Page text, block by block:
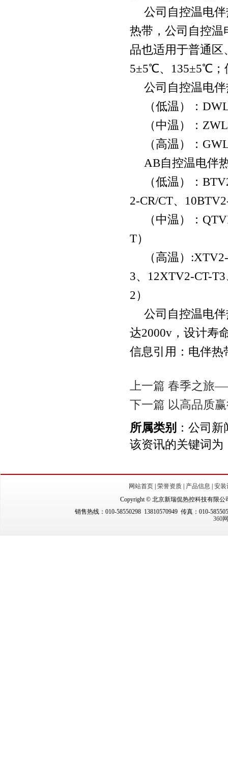
公司自控温电
热带，公司自控温
品也适用于普通
5±5℃、135±5℃；
公司自控温电
（低温）：
（中温）：
（高温）：
AB自控温电伴
（低温）：
2-CR/CT、
（中温）：
T）
（高温）
3、12XTV2-CT-
2）
公司自控温电
达2000v，设计寿
信息引用：电伴热
上一篇 春季之旅
下一篇 以高品质
所属类别 ：公司新
该资讯的关键词为
网站首页 荣誉资质 产品信息
安装
Copyright © 北京新瑞侃热控科技有限公
销售热线：010-58550298 13810570949 传真：010-
360